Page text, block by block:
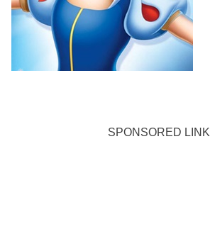
SPONSORED LINK